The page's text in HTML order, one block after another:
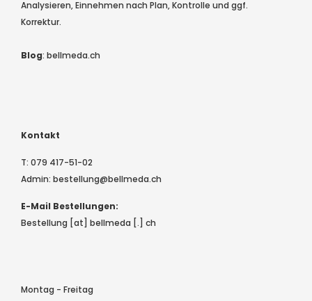
Analysieren, Einnehmen nach Plan, Kontrolle und ggf.
Korrektur.
Blog: bellmeda.ch
Kontakt
T: 079 417-51-02
Admin: bestellung@bellmeda.ch
E-Mail Bestellungen:
Bestellung [at] bellmeda [.] ch
Montag - Freitag